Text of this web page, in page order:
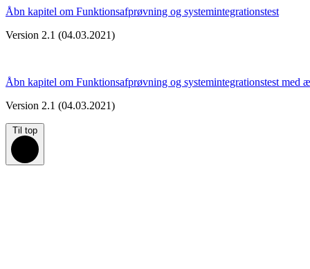
Åbn kapitel om Funktionsafprøvning og systemintegrationstest
Version 2.1 (04.03.2021)
Åbn kapitel om Funktionsafprøvning og systemintegrationstest med
Version 2.1 (04.03.2021)
Til top